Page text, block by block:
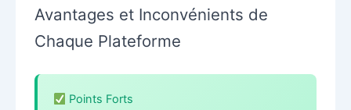
Avantages et Inconvénients de
Chaque Plateforme
Points Forts